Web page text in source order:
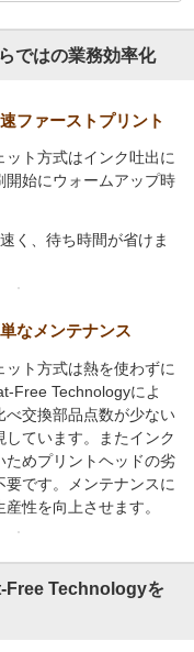
ではの業務効率化
ファーストプリント
ット方式はインク吐出に
開始にウォームアップ時
く、待ち時間が省けま
なメンテナンス
ト方式は熱を使わずに
Free Technologyによ
べ交換部品点数が少ない
ています。またインク
ためプリントヘッドの劣
です。メンテナンスに
性を向上させます。
Free Technologyを